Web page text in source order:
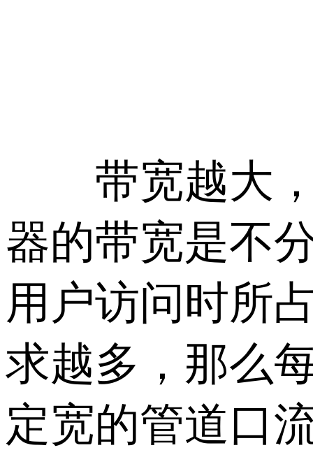
带宽越大，
器的带宽是不
用户访问时所
求越多，那么
定宽的管道口